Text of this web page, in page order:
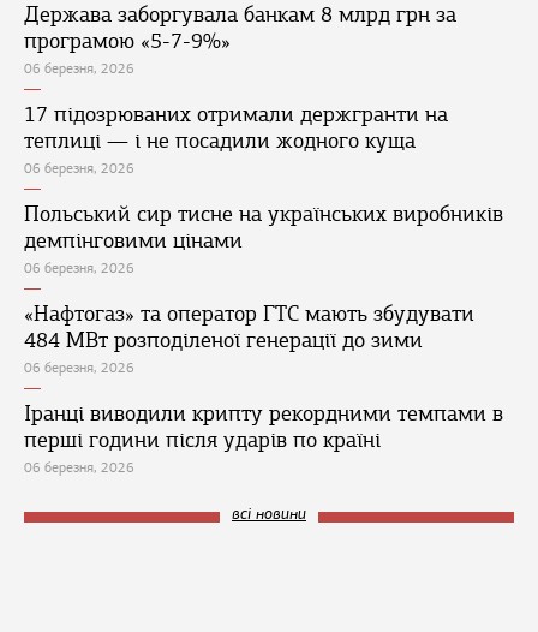
Держава заборгувала банкам 8 млрд грн за
програмою «5-7-9%»
06 березня, 2026
17 підозрюваних отримали держгранти на
теплиці — і не посадили жодного куща
06 березня, 2026
Польський сир тисне на українських виробників
демпінговими цінами
06 березня, 2026
«Нафтогаз» та оператор ГТС мають збудувати
484 МВт розподіленої генерації до зими
06 березня, 2026
Іранці виводили крипту рекордними темпами в
перші години після ударів по країні
06 березня, 2026
всі новини